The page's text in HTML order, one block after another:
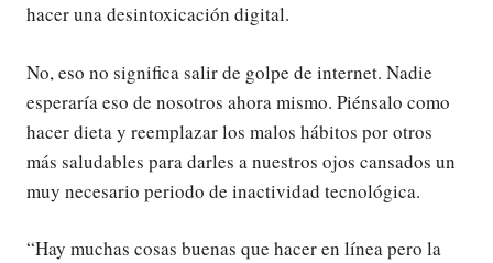
hacer una desintoxicación digital.
No, eso no significa salir de golpe de internet. Nadie
esperaría eso de nosotros ahora mismo. Piénsalo como
hacer dieta y reemplazar los malos hábitos por otros
más saludables para darles a nuestros ojos cansados un
muy necesario periodo de inactividad tecnológica.
“Hay muchas cosas buenas que hacer en línea pero la